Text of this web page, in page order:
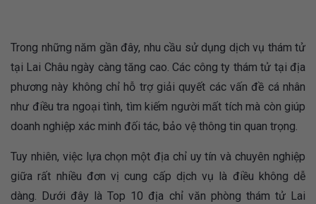
Trong những năm gần đây, nhu cầu sử dụng dịch vụ thám tử
tại Lai Châu ngày càng tăng cao. Các công ty thám tử tại địa
phương này không chỉ hỗ trợ giải quyết các vấn đề cá nhân
như điều tra ngoại tình, tìm kiếm người mất tích mà còn giúp
doanh nghiệp xác minh đối tác, bảo vệ thông tin quan trọng.
Tuy nhiên, việc lựa chọn một địa chỉ uy tín và chuyên nghiệp
giữa rất nhiều đơn vị cung cấp dịch vụ là điều không dễ
dàng. Dưới đây là Top 10 địa chỉ văn phòng thám tử Lai